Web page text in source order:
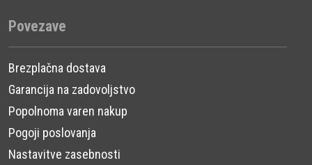
Povezave
Brezplačna dostava
Garancija na zadovoljstvo
Popolnoma varen nakup
Pogoji poslovanja
Nastavitve zasebnosti